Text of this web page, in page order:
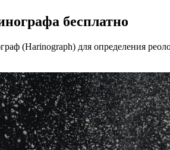
бесплатно
(Harinograph) для определения